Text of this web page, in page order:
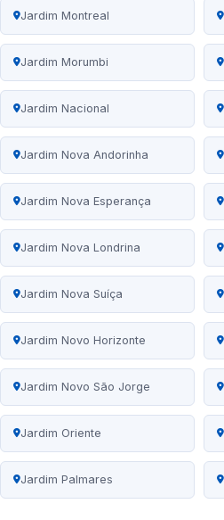
Jardim Montreal
Jardim Morumbi
Jardim Nacional
Jardim Nova Andorinha
Jardim Nova Esperança
Jardim Nova Londrina
Jardim Nova Suíça
Jardim Novo Horizonte
Jardim Novo São Jorge
Jardim Oriente
Jardim Palmares